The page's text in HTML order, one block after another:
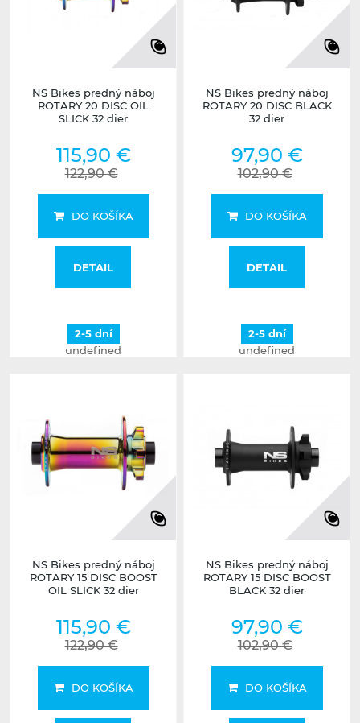
NS Bikes predný náboj
ROTARY 20 DISC OIL
SLICK 32 dier
115,90 €
122,90 €
DO KOŠÍKA
DETAIL
2-5 dní
undefined
NS Bikes predný náboj
ROTARY 20 DISC BLACK
32 dier
97,90 €
102,90 €
DO KOŠÍKA
DETAIL
2-5 dní
undefined
NS Bikes predný náboj
ROTARY 15 DISC BOOST
OIL SLICK 32 dier
115,90 €
122,90 €
DO KOŠÍKA
NS Bikes predný náboj
ROTARY 15 DISC BOOST
BLACK 32 dier
97,90 €
102,90 €
DO KOŠÍKA